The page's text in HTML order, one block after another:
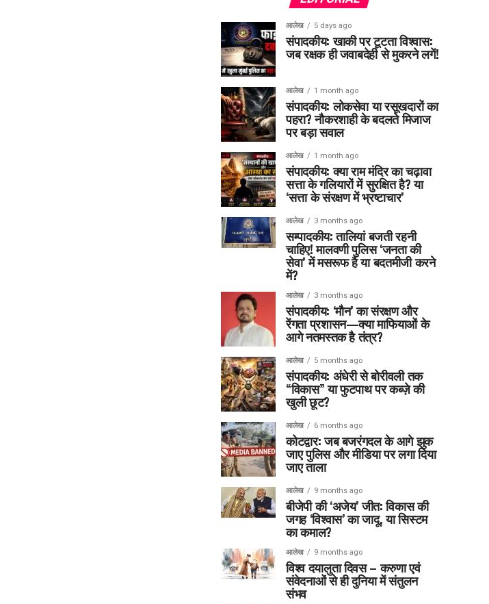
आलेख 5 days ago
संपादकीय: खाकी पर टूटता विश्वास:
जब रक्षक ही जवाबदेही से मुकरने लगें!
आलेख 1 month ago
संपादकीय: लोकसेवा या रसूखदारों का
पहरा? नौकरशाही के बदलते मिजाज
पर बड़ा सवाल
आलेख 1 month ago
संपादकीय: क्या राम मंदिर का चढ़ावा
सत्ता के गलियारों में सुरक्षित है? या
‘सत्ता के संरक्षण में भ्रष्टाचार’
आलेख 3 months ago
सम्पादकीय: तालियां बजती रहनी
चाहिए! मालवणी पुलिस ‘जनता की
सेवा’ में मसरूफ है या बदतमीजी करने
में?
आलेख 3 months ago
संपादकीय: ‘मौन’ का संरक्षण और
रेंगता प्रशासन—क्या माफियाओं के
आगे नतमस्तक है तंत्र?
आलेख 5 months ago
संपादकीय: अंधेरी से बोरीवली तक
“विकास” या फुटपाथ पर कब्ज़े की
खुली छूट?
आलेख 6 months ago
कोटद्वार: जब बजरंगदल के आगे झुक
जाए पुलिस और मीडिया पर लगा दिया
जाए ताला
आलेख 9 months ago
बीजेपी की ‘अजेय’ जीत: विकास की
जगह ‘विश्वास’ का जादू, या सिस्टम
का कमाल?
आलेख 9 months ago
विश्व दयालुता दिवस – करुणा एवं
संवेदनाओं से ही दुनिया में संतुलन
संभव